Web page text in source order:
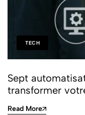
TECH
Sept
transformer
Read More